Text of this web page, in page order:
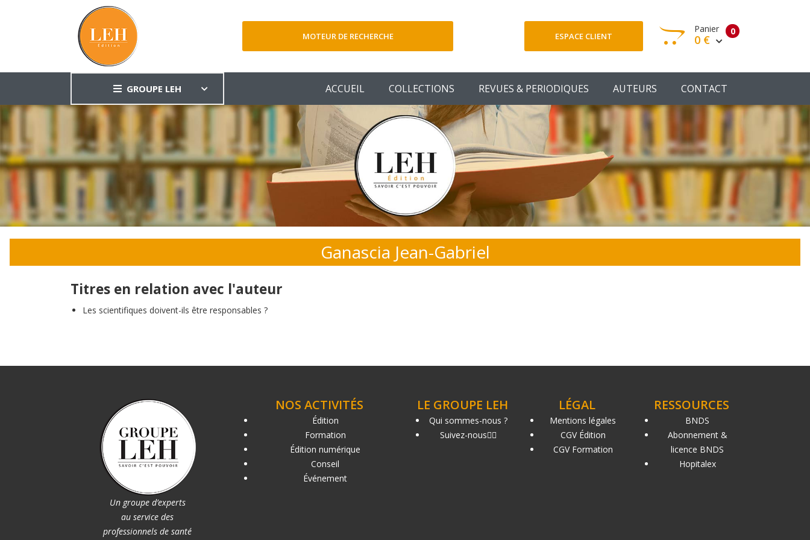
MOTEUR DE RECHERCHE ESPACE CLIENT 0
Panier
0 €
Votre panier est vide
Votre Panier
GROUPE LEH ACCUEIL COLLECTIONS REVUES & PERIODIQUES AUTEURS CONTACT
Ganascia Jean-Gabriel
Titres en relation avec l'auteur
Les scientifiques doivent-ils être responsables ?
Un groupe d’experts
au service des
professionnels de santé
NOS ACTIVITÉS
Édition
Formation
Édition numérique
Conseil
Événement
LE GROUPE LEH
Qui sommes-nous ?
Suivez-nous
LÉGAL
Mentions légales
CGV Édition
CGV Formation
RESSOURCES
BNDS
Abonnement &
licence BNDS
Hopitalex